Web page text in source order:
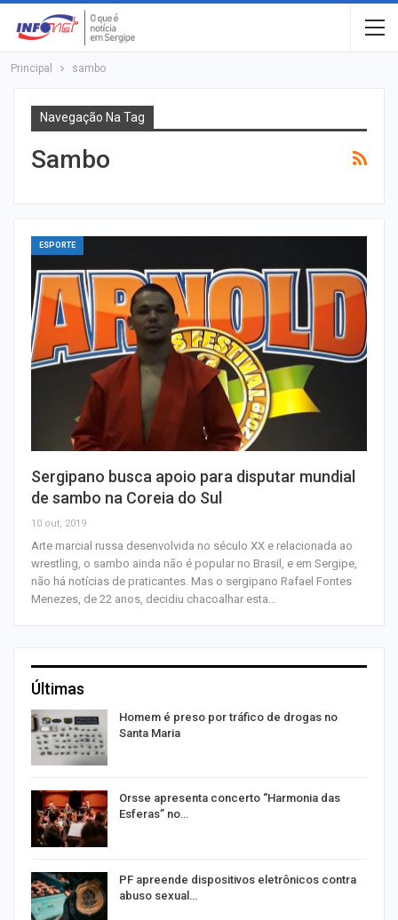
Principal sambo
Navegação Na Tag
Sambo
ESPORTE
Sergipano busca apoio para disputar mundial
de sambo na Coreia do Sul
10 out, 2019
Arte marcial russa desenvolvida no século XX e relacionada ao
wrestling, o sambo ainda não é popular no Brasil, e em Sergipe,
não há notícias de praticantes. Mas o sergipano Rafael Fontes
Menezes, de 22 anos, decidiu chacoalhar esta…
Últimas
Homem é preso por tráfico de drogas no
Santa Maria
Orsse apresenta concerto “Harmonia das
Esferas” no…
PF apreende dispositivos eletrônicos contra
abuso sexual…